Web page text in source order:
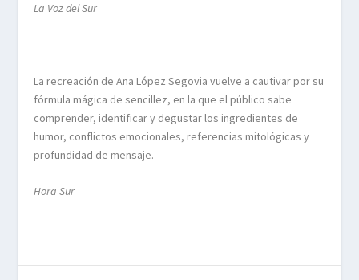
La Voz del Sur
La recreación de Ana López Segovia vuelve a cautivar por su
fórmula mágica de sencillez, en la que el público sabe
comprender, identificar y degustar los ingredientes de
humor, conflictos emocionales, referencias mitológicas y
profundidad de mensaje.
Hora Sur